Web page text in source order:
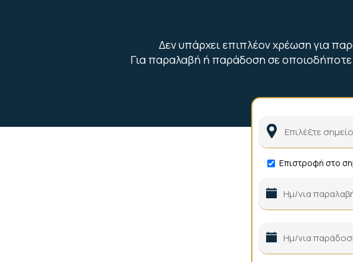
Δεν υπάρχει επιπλέον χρέωση για
Για παραλαβή ή παράδοση σε
Επιστροφή στο